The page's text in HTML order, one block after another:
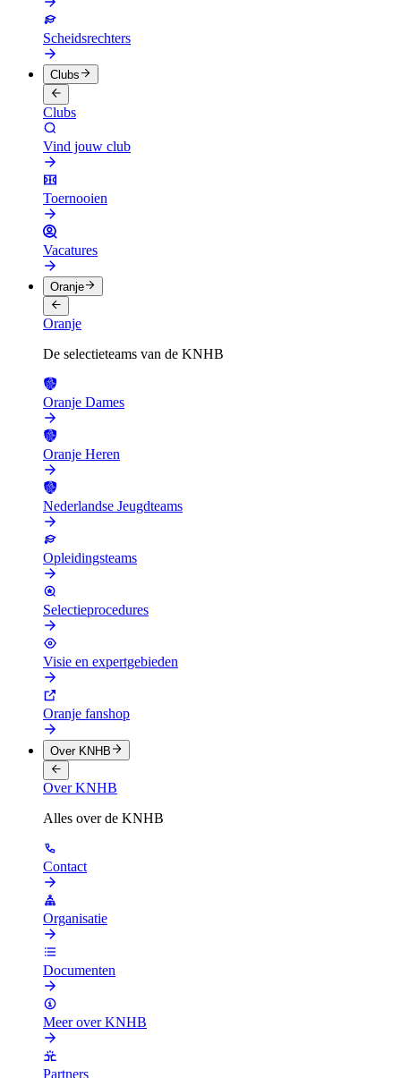
Scheidsrechters
Clubs
Clubs
Vind jouw club
Toernooien
Vacatures
Oranje
Oranje
De selectieteams van de KNHB
Oranje Dames
Oranje Heren
Nederlandse Jeugdteams
Opleidingsteams
Selectieprocedures
Visie en expertgebieden
Oranje fanshop
Over KNHB
Over KNHB
Alles over de KNHB
Contact
Organisatie
Documenten
Meer over KNHB
Partners